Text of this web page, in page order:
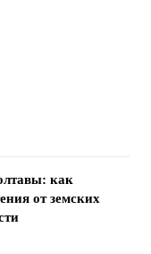
как
от земских